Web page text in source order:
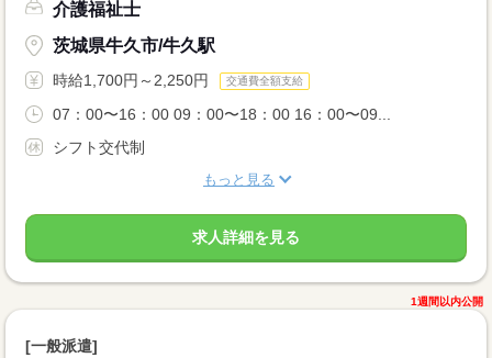
介護福祉士
茨城県牛久市/牛久駅
時給1,700円～2,250円 交通費全額支給
07：00〜16：00 09：00〜18：00 16：00〜09...
シフト交代制
もっと見る
求人詳細を見る
1週間以内公開
[一般派遣]